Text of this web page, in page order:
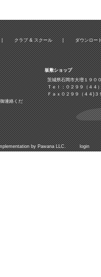
| クラブ & スクール | ダウンロー
連絡くだ
板敷ショップ
茨城県石岡市大増１９０
Ｔｅｌ：０２９９（４４
Ｆａｘ０２９９（４４)３
byPawana LLC. login